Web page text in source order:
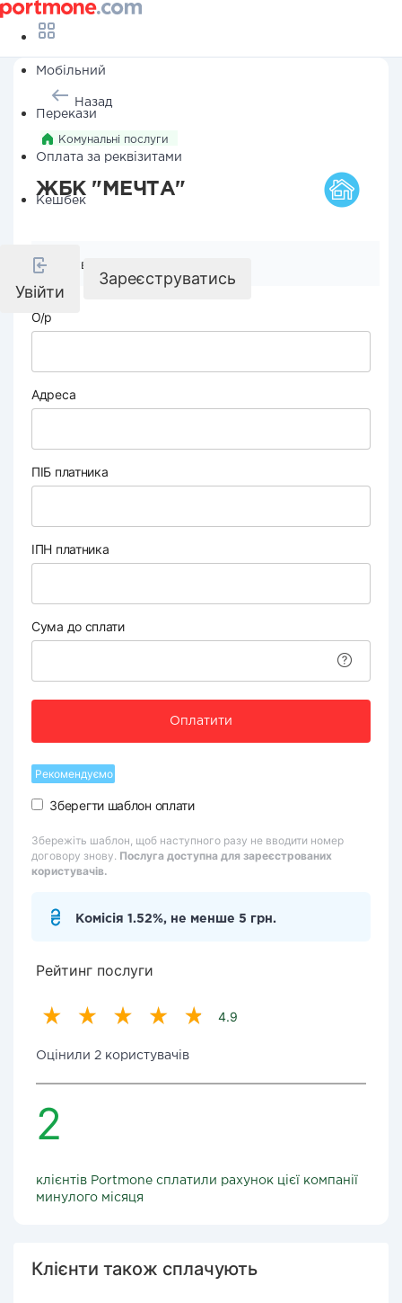
Мобільний
Перекази
Оплата за реквізитами
Кешбек
Увійти
Зареєструватись
Назад
Комунальні послуги
ЖБК "МЕЧТА"
Реквізити компанії
О/р
Адреса
ПІБ платника
ІПН платника
Сума до сплати
Оплатити
Рекомендуємо
Зберегти шаблон оплати
Збережіть шаблон, щоб наступного разу не вводити номер
договору знову. Послуга доступна для зареєстрованих
користувачів.
Комісія 1.52%, не менше 5 грн.
Рейтинг послуги
4.9
Оцінили 2 користувачів
2
клієнтів Portmone сплатили рахунок цієї компанії
минулого місяця
Клієнти також сплачують